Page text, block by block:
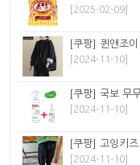
[2025-02-09]
[쿠팡] 퀸앤조
[2024-11-10]
[쿠팡] 국보 무
[2024-11-10]
[쿠팡] 고잉키
[2024-11-10]